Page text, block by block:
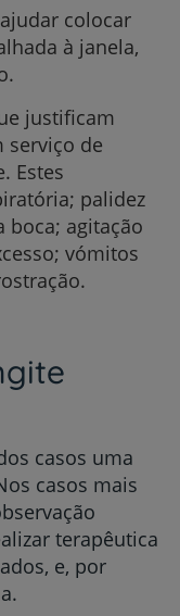
colocar
à janela,
justificam
serviço de
Estes
palidez
boca; agitação
vómitos
casos uma
casos mais
terapêutica
e, por